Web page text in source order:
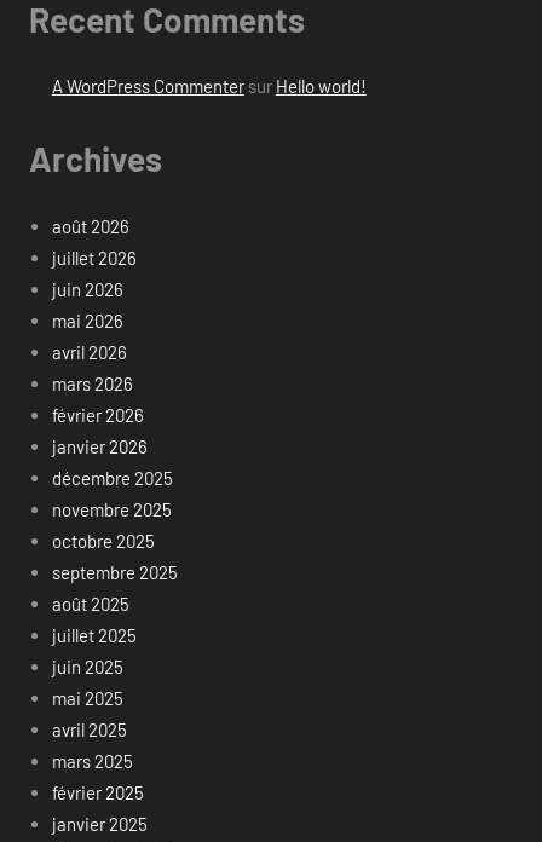
Recent Comments
A WordPress Commentersur Hello world!
Archives
août 2026
juillet 2026
juin 2026
mai 2026
avril 2026
mars 2026
février 2026
janvier 2026
décembre 2025
novembre 2025
octobre 2025
septembre 2025
août 2025
juillet 2025
juin 2025
mai 2025
avril 2025
mars 2025
février 2025
janvier 2025